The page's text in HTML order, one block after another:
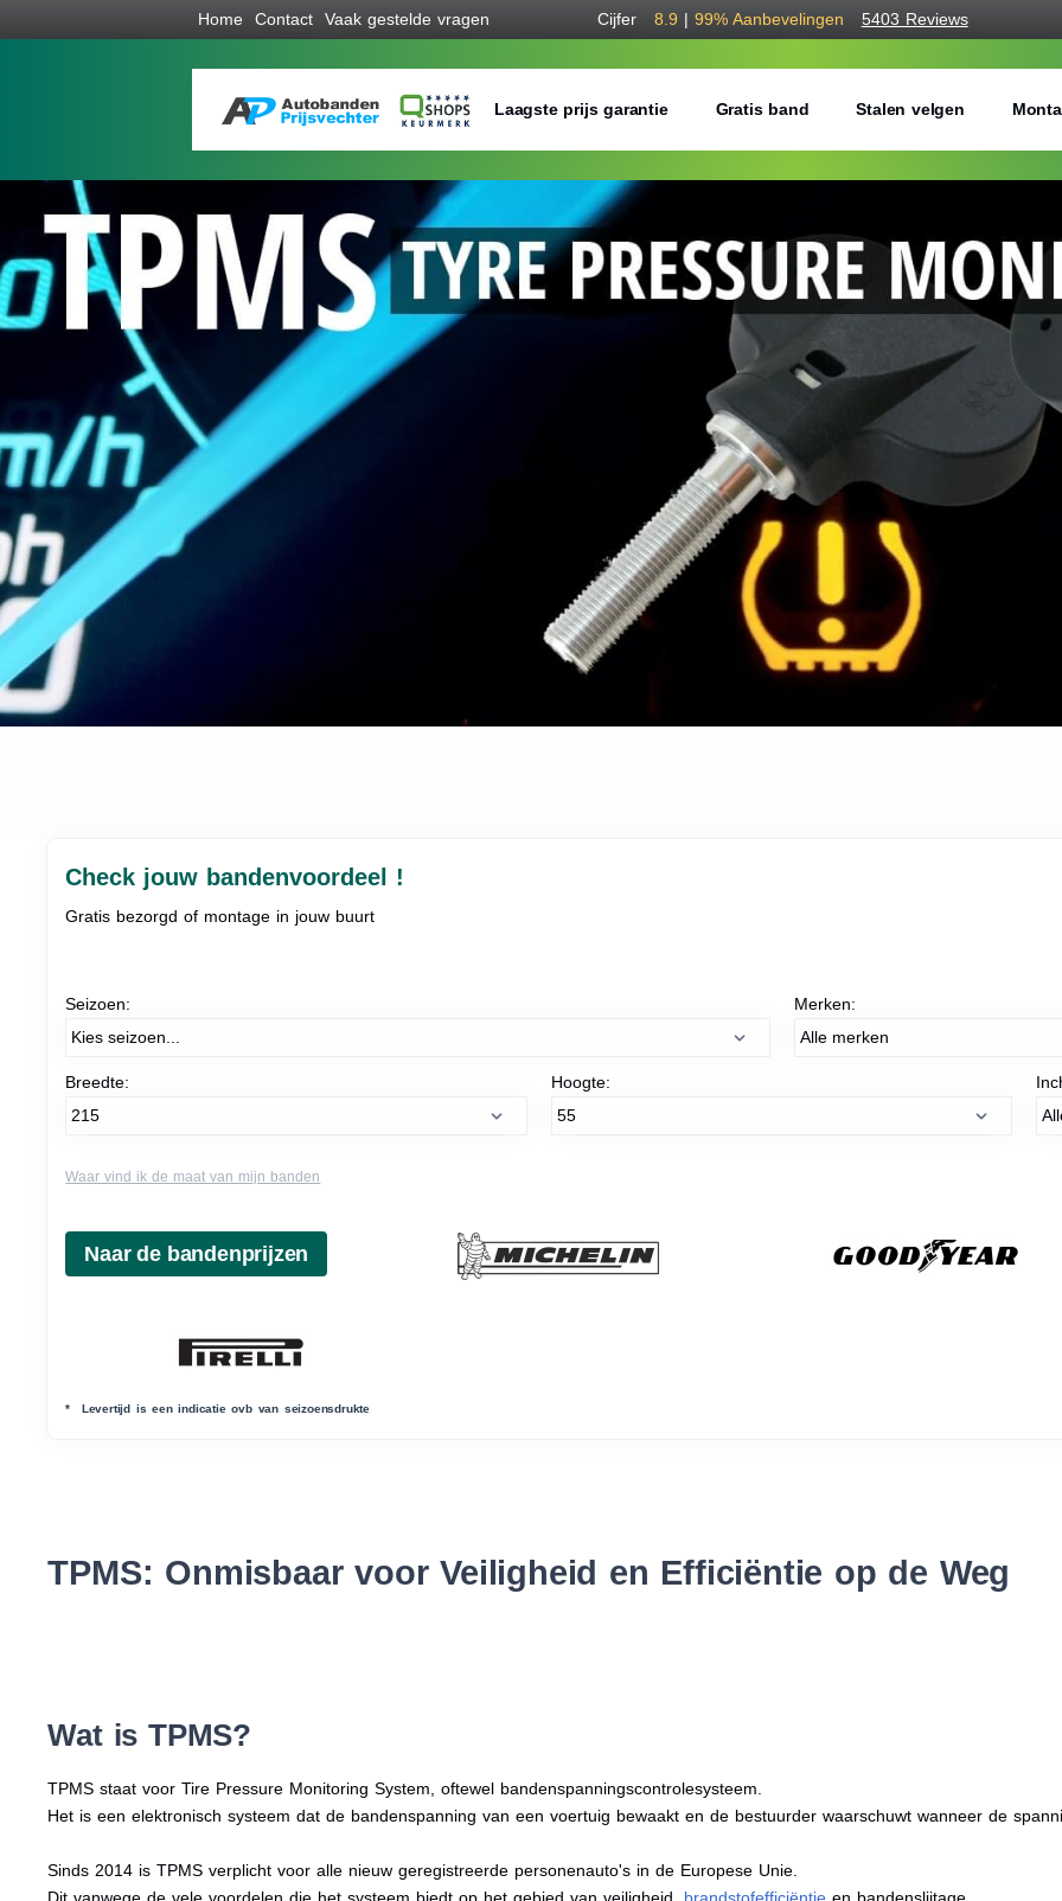
Home Contact Vaak gestelde vragen Cijfer 8.9 | 99% Aanbevelingen 5403 Reviews
Laagste prijs garantie Gratis band Stalen velgen
Check jouw bandenvoordeel !
Gratis bezorgd of montage in jouw buurt
Seizoen: Merken:
Breedte: Hoogte:
Waar vind ik de maat van mijn banden
* Levertijd is een indicatie ovb van seizoensdrukte
TPMS: Onmisbaar voor Veiligheid en Efficiëntie op de Weg
Wat is TPMS?
TPMS staat voor Tire Pressure Monitoring System, oftewel bandenspanningscontrolesysteem.
Het is een elektronisch systeem dat de bandenspanning van een voertuig bewaakt en de bestuurder waarschuwt wanneer de
Sinds 2014 is TPMS verplicht voor alle nieuw geregistreerde personenauto's in de Europese Unie.